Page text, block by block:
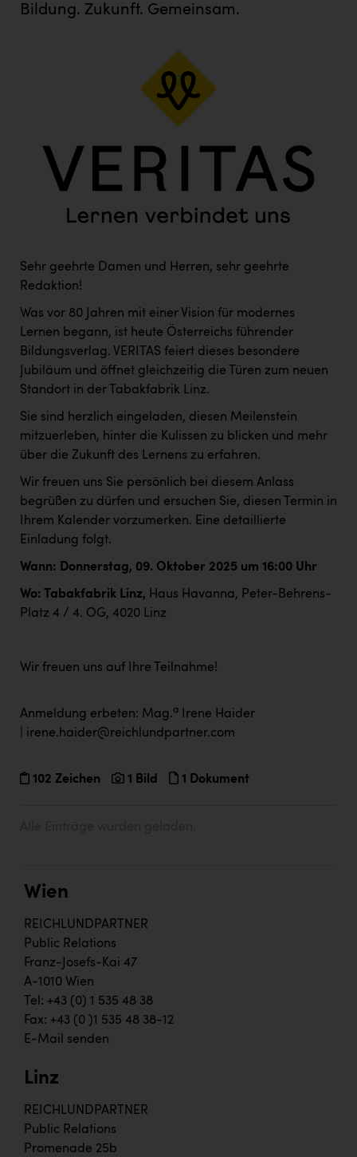
Bildung. Zukunft. Gemeinsam.
Sehr geehrte Damen und Herren, sehr geehrte
Redaktion!
Was vor 80 Jahren mit einer Vision für modernes
Lernen begann, ist heute Österreichs führender
Bildungsverlag. VERITAS feiert dieses besondere
Jubiläum und öffnet gleichzeitig die Türen zum neuen
Standort in der Tabakfabrik Linz.
Sie sind herzlich eingeladen, diesen Meilenstein
mitzuerleben, hinter die Kulissen zu blicken und mehr
über die Zukunft des Lernens zu erfahren.
Wir freuen uns Sie persönlich bei diesem Anlass
begrüßen zu dürfen und ersuchen Sie, diesen Termin in
Ihrem Kalender vorzumerken. Eine detaillierte
Einladung folgt.
Wann: Donnerstag, 09. Oktober 2025 um 16:00 Uhr
Wo: Tabakfabrik Linz, Haus Havanna, Peter-Behrens-
Platz 4 / 4. OG, 4020 Linz
Wir freuen uns auf Ihre Teilnahme!
Anmeldung erbeten: Mag.a Irene Haider
| irene.haider@reichlundpartner.com
102 Zeichen 1 Bild 1 Dokument
Wien
REICHLUNDPARTNER
Public Relations
Franz-Josefs-Kai 47
A-1010 Wien
Tel: +43 (0) 1 535 48 38
Fax: +43 (0 )1 535 48 38-12
E-Mail senden
Linz
REICHLUNDPARTNER
Public Relations
Promenade 25b